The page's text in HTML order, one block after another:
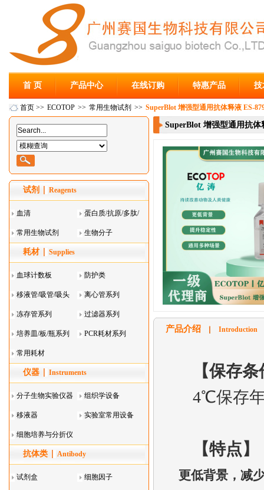
首 页 产品中心 在线订购 特惠产品 技
首页 >> ECOTOP >> 常用生物试剂 >> SuperBlot 增强型通用抗体释液 ES-
试剂 Reagents
血清 蛋白质/抗原/多肽/
酶
常用生物试剂 生物分子
耗材 Supplies
血球计数板 防护类
移液管/吸管/吸头
系列
离心管系列
冻存管系列 过滤器系列
培养皿/板/瓶系列 PCR耗材系列
常用耗材
仪器 Instruments
分子生物实验仪器 组织学设备
移液器 实验室常用设备
细胞培养与分折仪
器叠
抗体类 Antibody
试剂盒 细胞因子
SuperBlot 增强型通用抗体
产品介绍 Introduction
【保存
4℃保存
【特点】
更低背景，减